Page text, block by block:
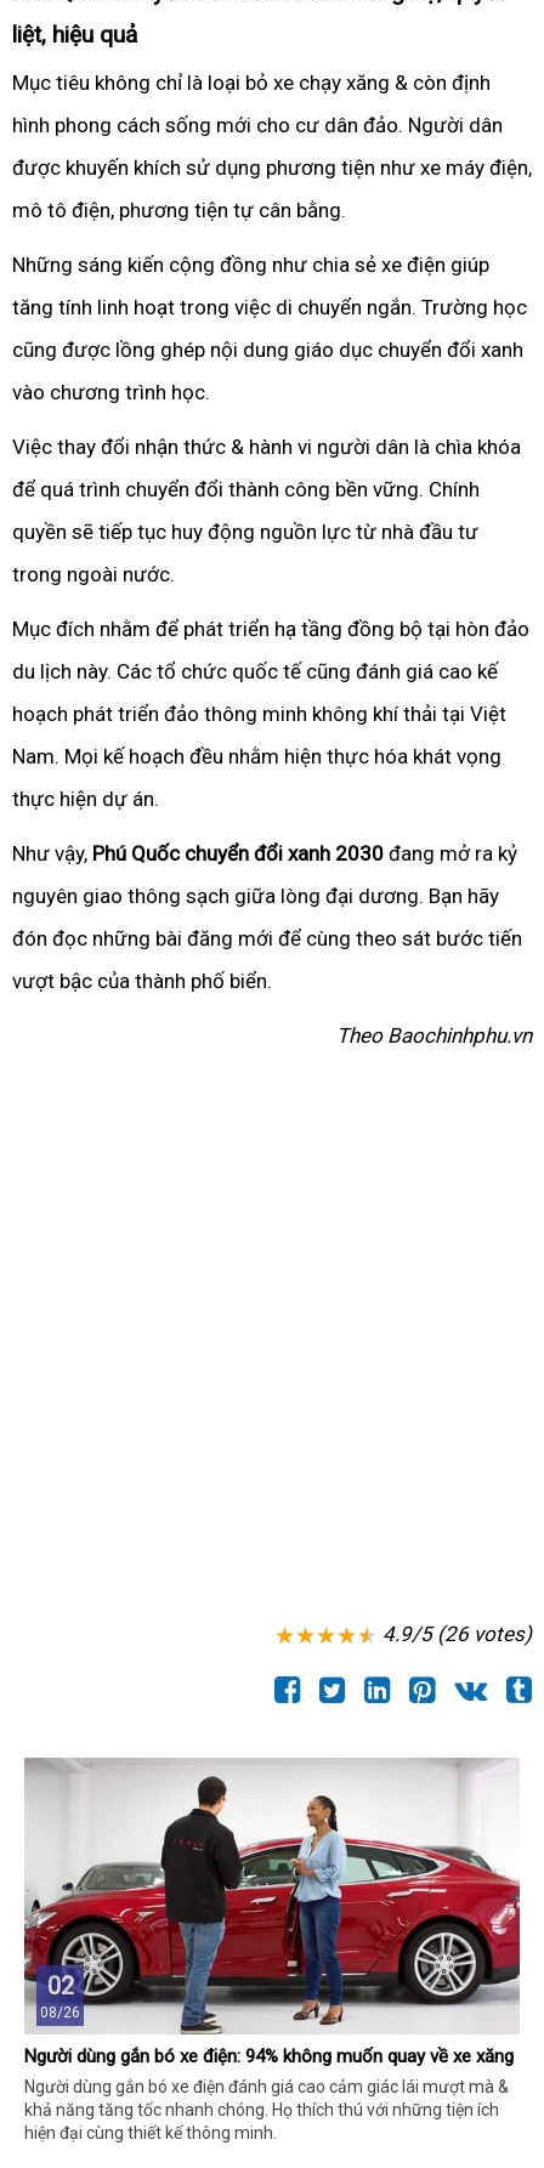
liệt, hiệu quả
Mục tiêu không chỉ là loại bỏ xe chạy xăng & còn định
hình phong cách sống mới cho cư dân đảo. Người dân
được khuyến khích sử dụng phương tiện như xe máy điện,
mô tô điện, phương tiện tự cân bằng.
Những sáng kiến cộng đồng như chia sẻ xe điện giúp
tăng tính linh hoạt trong việc di chuyển ngắn. Trường học
cũng được lồng ghép nội dung giáo dục chuyển đổi xanh
vào chương trình học.
Việc thay đổi nhận thức & hành vi người dân là chìa khóa
để quá trình chuyển đổi thành công bền vững. Chính
quyền sẽ tiếp tục huy động nguồn lực từ nhà đầu tư
trong ngoài nước.
Mục đích nhằm để phát triển hạ tầng đồng bộ tại hòn đảo
du lịch này. Các tổ chức quốc tế cũng đánh giá cao kế
hoạch phát triển đảo thông minh không khí thải tại Việt
Nam. Mọi kế hoạch đều nhằm hiện thực hóa khát vọng
thực hiện dự án.
Như vậy, Phú Quốc chuyển đổi xanh 2030 đang mở ra kỷ
nguyên giao thông sạch giữa lòng đại dương. Bạn hãy
đón đọc những bài đăng mới để cùng theo sát bước tiến
vượt bậc của thành phố biển.
Theo Baochinhphu.vn
4.9/5 (26 votes)
02
08/26
Người dùng gắn bó xe điện: 94% không muốn quay về xe xăng
Người dùng gắn bó xe điện đánh giá cao cảm giác lái mượt mà &
khả năng tăng tốc nhanh chóng. Họ thích thú với những tiện ích
hiện đại cùng thiết kế thông minh.